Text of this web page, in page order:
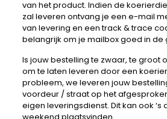
van het product. Indien de
zal leveren ontvang je een e-mail
van levering en een track & trace
belangrijk om je mailbox goed in de
Is jouw bestelling te zwaar, te groot
om te laten leveren door een
probleem, we leveren jouw
voordeur / straat op het
eigen leveringsdienst. Dit kan ook ‘s